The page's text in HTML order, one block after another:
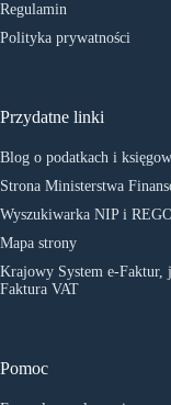
Regulamin
Polityka prywatności
Przydatne linki
Blog o podatkach i
Strona Ministerstwa
Wyszukiwarka NIP i
Mapa strony
Krajowy System e-Faktur,
Faktura VAT
Pomoc